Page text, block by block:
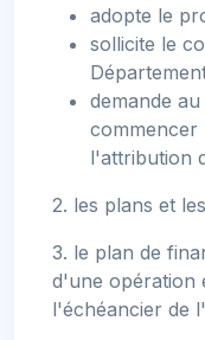
adopte le
sollicite le
demande
commencer
l'attribution
2. les plans et
3. le plan de
d'une opération
l'échéancier de